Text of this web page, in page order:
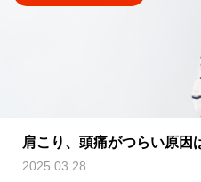
肩こり、頭痛がつらい原因
2025.03.28